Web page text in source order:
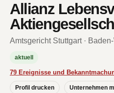
Allianz
Amtsgericht Stuttgart ·
aktuell
79 Ereignisse und
Profil drucken Unternehmen